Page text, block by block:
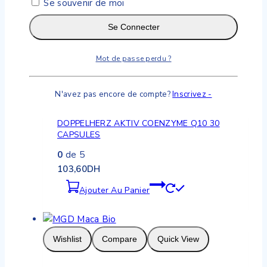
DOPPELHERZ AKTIV COENZYME Q10 30
CAPSULES
0 de 5
103,60DH
Ajouter Au Panier
Wishlist Compare Quick View
Se souvenir de moi
Se Connecter
Mot de passe perdu ?
N'avez pas encore de compte?Inscrivez -